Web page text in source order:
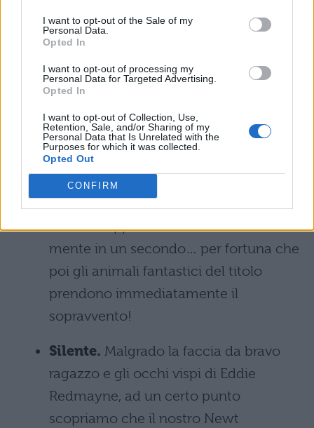
I want to opt-out of the Sale of my
Personal Data.
Opted In
I want to opt-out of processing my
Personal Data for Targeted Advertising.
Opted In
I want to opt-out of Collection, Use,
Retention, Sale, and/or Sharing of my
Personal Data that Is Unrelated with the
Purposes for which it was collected.
Opted Out
CONFIRM
Il riferimento agli Auror.
Neanche il
tempo di riprendersi che qualche
scena dopo un altro nome suona
familiare alle nostre orecchie:
Popertina Goldstein, la strega che
affianca Scamander nella sua
avventure newyorkese, è stata da poco
sollevata dal suo incarico di Auror.
Immagini di torture, mangiamorte e
scene strappalacrime tornano alla
mente in un secondo… per fortuna che
poi gli animali fantastici del titolo
prendono immediatamente il
sopravvento!
Silente. Malgrado la faccia da bravo
ragazzo e gli occhi vispi di Eddie
Redmayne, ad un certo punto
scopriamo che il nostro Newt